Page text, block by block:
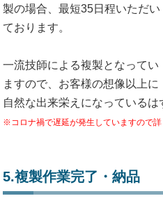
製の場合、最短35日程いただい
ております。
一流技師による複製となってい
ますので、お客様の想像以上に
自然な出来栄えになっているは
※コロナ禍で遅延が発生していますので詳
5.複製作業完了・納品